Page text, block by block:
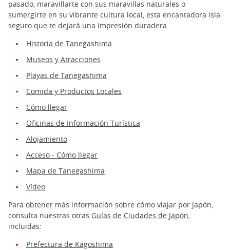
pasado, maravillarte con sus maravillas naturales o
sumergirte en su vibrante cultura local, esta encantadora isla
seguro que te dejará una impresión duradera.
Historia de Tanegashima
Museos y Atracciones
Playas de Tanegashima
Comida y Productos Locales
Cómo llegar
Oficinas de Información Turística
Alojamiento
Acceso - Cómo llegar
Mapa de Tanegashima
Vídeo
Para obtener más información sobre cómo viajar por Japón,
consulta nuestras otras Guías de Ciudades de Japón,
incluidas:
Prefectura de Kagoshima